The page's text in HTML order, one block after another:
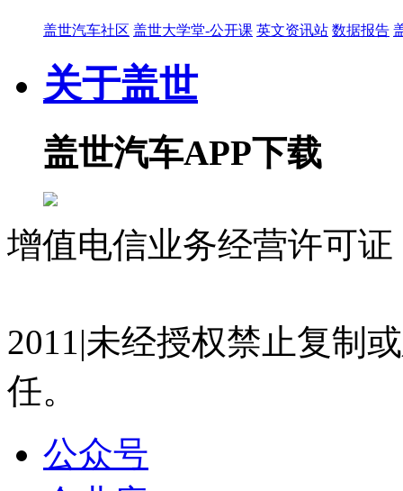
09:58
京清汽车产业园 李东青：产业园推介宣讲 2026第
盖世直播君
2026-07-22 10:36
10:11
盖世汽车 顾晓颖：主办方欢迎致辞 2026第四届汽
21:40
2026-07-15 15:07
盖世直播君
2026-07-15 15:05
盖世汽车社区 盖世大学堂-公开课 英文资讯站 数据报告
关于盖世
盖世汽车APP下载
增值电信业务经营许可
2011|未经授权禁止复制
任。
公众号